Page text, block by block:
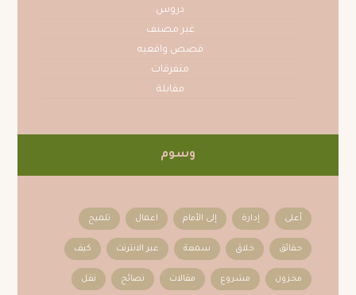
دروس
غير مصنف
قصص واقعيه
متفرقات
مقابلة
وسوم
أعلى إدارة إلى الأمام اعمال تلميح
حقائق خلاق سمعة عبر الانترنت كيف
مخزون مشروع مقالات نصائح نقل